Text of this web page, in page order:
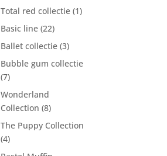
Total red collectie (1)
Basic line (22)
Ballet collectie (3)
Bubble gum collectie
(7)
Wonderland
Collection (8)
The Puppy Collection
(4)